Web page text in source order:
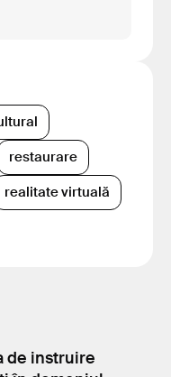
restaurare
realitate virtuală
de instruire